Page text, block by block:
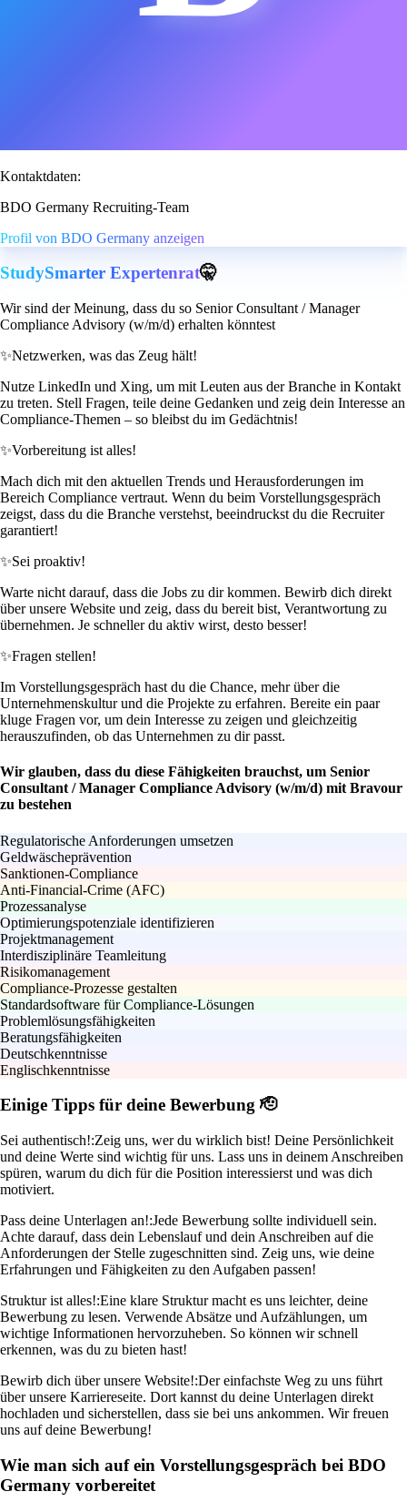
Kontaktdaten:
BDO Germany Recruiting-Team
Profil von BDO Germany anzeigen
StudySmarter Expertenrat🤫
Wir sind der Meinung, dass du so Senior Consultant / Manager
Compliance Advisory (w/m/d) erhalten könntest
✨Netzwerken, was das Zeug hält!
Nutze LinkedIn und Xing, um mit Leuten aus der Branche in Kontakt
zu treten. Stell Fragen, teile deine Gedanken und zeig dein Interesse an
Compliance-Themen – so bleibst du im Gedächtnis!
✨Vorbereitung ist alles!
Mach dich mit den aktuellen Trends und Herausforderungen im
Bereich Compliance vertraut. Wenn du beim Vorstellungsgespräch
zeigst, dass du die Branche verstehst, beeindruckst du die Recruiter
garantiert!
✨Sei proaktiv!
Warte nicht darauf, dass die Jobs zu dir kommen. Bewirb dich direkt
über unsere Website und zeig, dass du bereit bist, Verantwortung zu
übernehmen. Je schneller du aktiv wirst, desto besser!
✨Fragen stellen!
Im Vorstellungsgespräch hast du die Chance, mehr über die
Unternehmenskultur und die Projekte zu erfahren. Bereite ein paar
kluge Fragen vor, um dein Interesse zu zeigen und gleichzeitig
herauszufinden, ob das Unternehmen zu dir passt.
Wir glauben, dass du diese Fähigkeiten brauchst, um Senior
Consultant / Manager Compliance Advisory (w/m/d) mit Bravour
zu bestehen
Regulatorische Anforderungen umsetzen
Geldwäscheprävention
Sanktionen-Compliance
Anti-Financial-Crime (AFC)
Prozessanalyse
Optimierungspotenziale identifizieren
Projektmanagement
Interdisziplinäre Teamleitung
Risikomanagement
Compliance-Prozesse gestalten
Standardsoftware für Compliance-Lösungen
Problemlösungsfähigkeiten
Beratungsfähigkeiten
Deutschkenntnisse
Englischkenntnisse
Einige Tipps für deine Bewerbung 🫡
Sei authentisch!:Zeig uns, wer du wirklich bist! Deine Persönlichkeit
und deine Werte sind wichtig für uns. Lass uns in deinem Anschreiben
spüren, warum du dich für die Position interessierst und was dich
motiviert.
Pass deine Unterlagen an!:Jede Bewerbung sollte individuell sein.
Achte darauf, dass dein Lebenslauf und dein Anschreiben auf die
Anforderungen der Stelle zugeschnitten sind. Zeig uns, wie deine
Erfahrungen und Fähigkeiten zu den Aufgaben passen!
Struktur ist alles!:Eine klare Struktur macht es uns leichter, deine
Bewerbung zu lesen. Verwende Absätze und Aufzählungen, um
wichtige Informationen hervorzuheben. So können wir schnell
erkennen, was du zu bieten hast!
Bewirb dich über unsere Website!:Der einfachste Weg zu uns führt
über unsere Karriereseite. Dort kannst du deine Unterlagen direkt
hochladen und sicherstellen, dass sie bei uns ankommen. Wir freuen
uns auf deine Bewerbung!
Wie man sich auf ein Vorstellungsgespräch bei BDO
Germany vorbereitet